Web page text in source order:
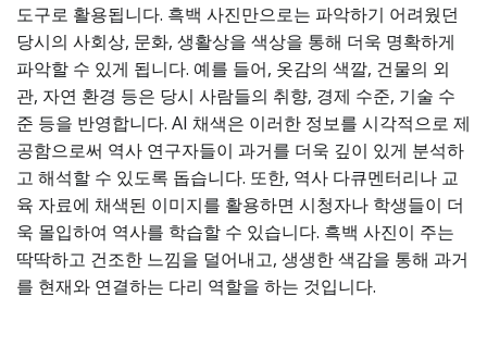
도구로 활용됩니다. 흑백 사진만으로는 파악하기 어려웠던
당시의 사회상, 문화, 생활상을 색상을 통해 더욱 명확하게
파악할 수 있게 됩니다. 예를 들어, 옷감의 색깔, 건물의 외
관, 자연 환경 등은 당시 사람들의 취향, 경제 수준, 기술 수
준 등을 반영합니다. AI 채색은 이러한 정보를 시각적으로 제
공함으로써 역사 연구자들이 과거를 더욱 깊이 있게 분석하
고 해석할 수 있도록 돕습니다. 또한, 역사 다큐멘터리나 교
육 자료에 채색된 이미지를 활용하면 시청자나 학생들이 더
욱 몰입하여 역사를 학습할 수 있습니다. 흑백 사진이 주는
딱딱하고 건조한 느낌을 덜어내고, 생생한 색감을 통해 과거
를 현재와 연결하는 다리 역할을 하는 것입니다.